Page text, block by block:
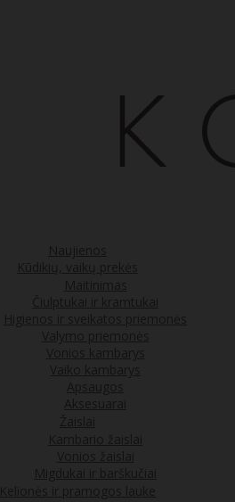
Naujienos
Kūdikių, vaikų prekės
Maitinimas
Čiulptukai ir kramtukai
Higienos ir sveikatos priemonės
Valymo priemonės
Vonios kambarys
Vaiko kambarys
Apsaugos
Aksesuarai
Žaislai
Kambario žaislai
Vonios žaislai
Migdukai ir barškučiai
Kelionės ir pramogos lauke